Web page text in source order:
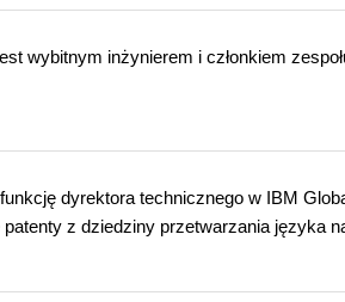
wybitnym inżynierem i członkiem
dyrektora technicznego w IBM
patenty z dziedziny przetwarzania języka